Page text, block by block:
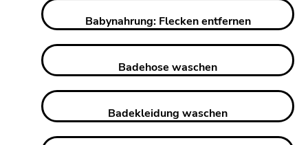
Babynahrung: Flecken entfernen
Badehose waschen
Badekleidung waschen